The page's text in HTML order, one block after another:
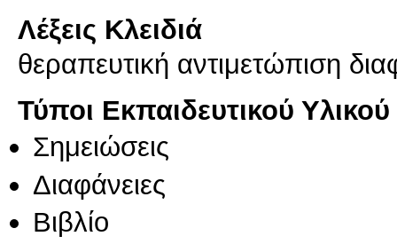
Λέξεις Κλειδιά
θεραπευτική αντιμετώπιση
Τύποι Εκπαιδευτικού Υλικού
Σημειώσεις
Διαφάνειες
Βιβλίο